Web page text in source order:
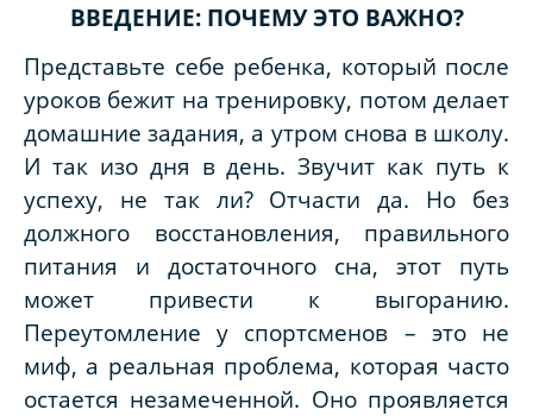
ВВЕДЕНИЕ: ПОЧЕМУ ЭТО ВАЖНО?
Представьте себе ребенка, который после
уроков бежит на тренировку, потом делает
домашние задания, а утром снова в школу.
И так изо дня в день. Звучит как путь к
успеху, не так ли? Отчасти да. Но без
должного восстановления, правильного
питания и достаточного сна, этот путь
может привести к выгоранию.
Переутомление у спортсменов – это не
миф, а реальная проблема, которая часто
остается незамеченной. Оно проявляется